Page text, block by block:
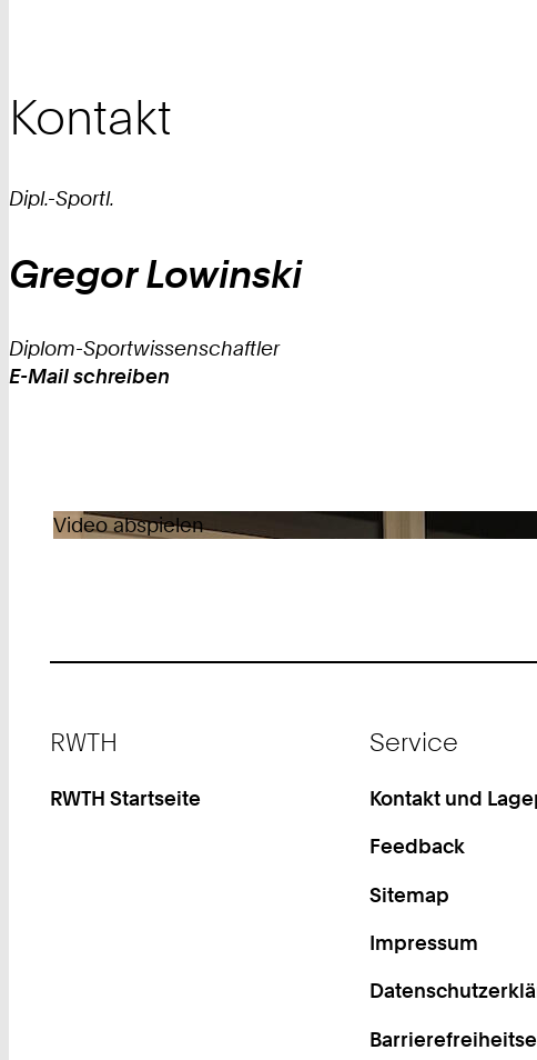
Kontakt
Dipl.-Sportl.
Gregor Lowinski
Diplom-Sportwissenschaftler
Work
E-Mail schreiben
Video abspielen
RWTH
RWTH Startseite
Service
Kontakt und
Feedback
Sitemap
Impressum